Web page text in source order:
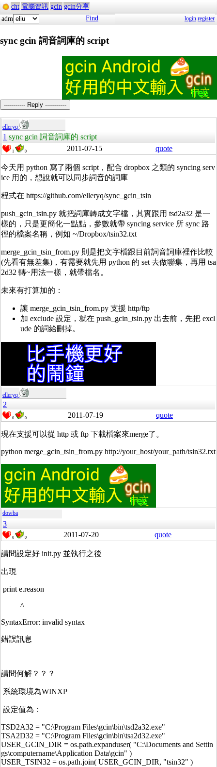
cht 電腦資訊 gcin gcin分享
adm
Find login register
sync gcin 詞音詞庫的 script
----------- Reply -----------
elleryq
1 sync gcin 詞音詞庫的 script
1 0 2011-07-15 quote
今天用 python 寫了兩個 script，配合 dropbox 之類的 syncing serv
ice 用的，想說就可以同步詞音的詞庫
程式在 https://github.com/elleryq/sync_gcin_tsin
push_gcin_tsin.py 就把詞庫轉成文字檔，其實跟用 tsd2a32 是一
樣的，只是更簡化一點點，參數就帶 syncing service 所 sync 路
徑的檔案名稱，例如 ~/Dropbox/tsin32.txt
merge_gcin_tsin_from.py 則是把文字檔跟目前詞音詞庫裡作比較
(先看有無差集)，有需要就先用 python 的 set 去做聯集，再用 tsa
2d32 轉~用法一樣，就帶檔名。
未來有打算加的：
讓 merge_gcin_tsin_from.py 支援 http/ftp
加 exclude 設定，就在 push_gcin_tsin.py 出去前，先把 excl
ude 的詞給刪掉。
elleryq
2
0 0 2011-07-19 quote
現在支援可以從 http 或 ftp 下載檔案來merge了。
python merge_gcin_tsin_from.py http://your_host/your_path/tsin32.txt
dowba
3
0 0 2011-07-20 quote
請問設定好 init.py 並執行之後
出現
print e.reason
^
SyntaxError: invalid syntax
錯誤訊息
請問何解？？？
系統環境為WINXP
設定值為：
TSD2A32 = "C:\Program Files\gcin\bin\tsd2a32.exe"
TSA2D32 = "C:\Program Files\gcin\bin\tsa2d32.exe"
USER_GCIN_DIR = os.path.expanduser( "C:\Documents and Settin
gs\computername\Application Data\gcin" )
USER_TSIN32 = os.path.join( USER_GCIN_DIR, "tsin32" )